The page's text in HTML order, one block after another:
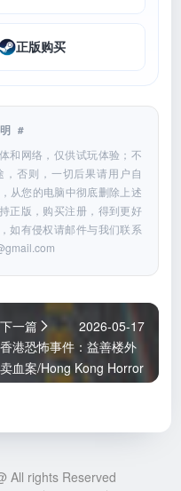
正版购买
#
和网络，仅供试玩体验；不
否则，一切后果请用户自
从您的电脑中彻底删除上述
正版，购买注册，得到更好
如有侵权请邮件与我们联系
下一篇
2026-05-17
香港恐怖事件：益善楼外
卖血案/Hong Kong Horror
Incident: Yik Sin House
All rights Reserved